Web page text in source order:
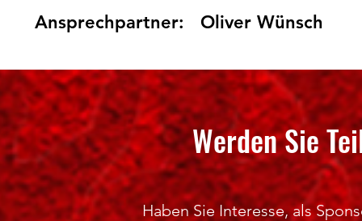
Ansprechpartner:
Oliver Wünsch
Werden Sie
Haben Sie Interesse, als